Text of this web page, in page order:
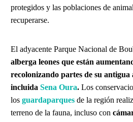
protegidos y las poblaciones de
recuperarse.
El adyacente Parque Nacional de
alberga leones que están
recolonizando partes de su
incluida Sena Oura. Los
los guardaparques de la región
terreno de la fauna, incluso con